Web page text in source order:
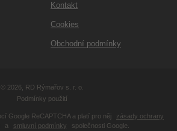
Kontakt
Cookies
Obchodní podmínky
© 2026, RD Rýmařov s. r. o.
Podmínky použití
Google ReCAPTCHA a platí pro něj
zásady ochrany
a smluvní podmínky společnosti Google.